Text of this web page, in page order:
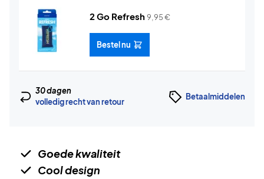
2 Go Refresh9,95€
Bestel nu
30 dagen
volledig recht van retour
Betaalmiddelen
Goede kwaliteit
Cool design